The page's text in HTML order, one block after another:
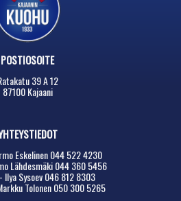
POSTIOSOITE
39 A 12
87100 Kajaani
Eskelinen 044 522 4230
Lähdesmäki 044 360 5456
Ilya Sysoev 046 812 8303
Tolonen 050 300 5265